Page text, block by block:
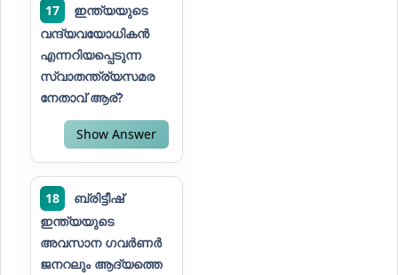
17
ഇന്ത്യയുടെ
വന്ദ്യവയോധികൻ
എന്നറിയപ്പെടുന്ന
സ്വാതന്ത്ര്യസമര
നേതാവ് ആര്?
Show Answer
18
ബ്രിട്ടീഷ്
ഇന്ത്യയുടെ
അവസാന ഗവർണർ
ജനറലും ആദ്യത്തെ